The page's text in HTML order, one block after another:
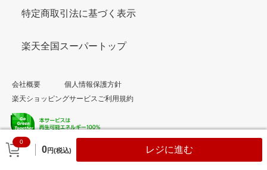
0
0円(税込) レジに進む
特定商取引法に基づく表示
楽天全国スーパートップ
会社概要
個人情報保護方針
楽天ショッピングサービスご利用規約
© Rakuten Group, Inc.